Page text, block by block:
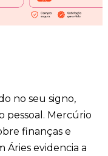
no seu signo,
Mercúrio
finanças e
Áries evidencia a